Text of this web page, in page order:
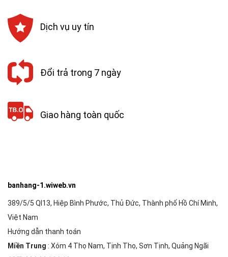
Dịch vụ uy tín
Đổi trả trong 7 ngày
Giao hàng toàn quốc
banhang-1.wiweb.vn
389/5/5 Ql13, Hiệp Bình Phước, Thủ Đức, Thành phố Hồ Chí Minh,
Việt Nam
Hướng dẫn thanh toán
Miền Trung : Xóm 4 Thọ Nam, Tịnh Thọ, Sơn Tịnh, Quảng Ngãi